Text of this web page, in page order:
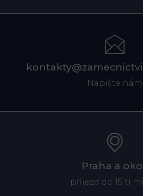
Napište nám
Praha a
příjezd do 15 ti